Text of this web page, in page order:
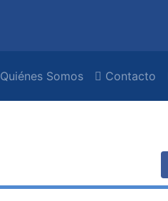
Quiénes Somos Contacto